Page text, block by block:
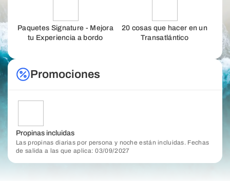
Paquetes Signature - Mejora
tu Experiencia a bordo
20 cosas que hacer en un
Transatlántico
Promociones
Propinas incluidas
Las propinas diarias por persona y noche están incluidas. Fechas
de salida a las que aplica: 03/09/2027